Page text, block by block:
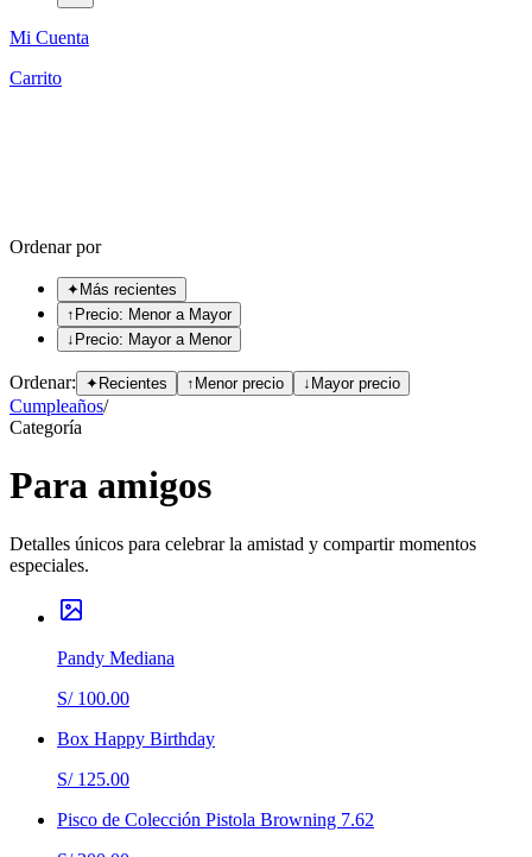
Mi Cuenta
Carrito
Ordenar por
✦ Más recientes
↑ Precio: Menor a Mayor
↓ Precio: Mayor a Menor
Ordenar: ✦ Recientes ↑ Menor precio ↓ Mayor precio
Cumpleaños/
Categoría
Para amigos
Detalles únicos para celebrar la amistad y compartir momentos
especiales.
Pandy Mediana
S/ 100.00
Box Happy Birthday
S/ 125.00
Pisco de Colección Pistola Browning 7.62